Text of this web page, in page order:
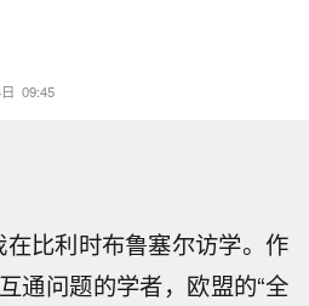
09:45
比利时布鲁塞尔访学。作
通问题的学者，欧盟的“全